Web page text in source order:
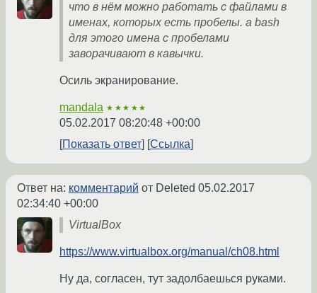
что в нём можно работать с файлами в
именах, которых есть пробелы. а bash
для этого имена с пробелами
заворачивают в кавычки.
Осиль экранирование.
mandala ★★★★★
05.02.2017 08:20:48 +00:00
Показать ответ
Ссылка
Ответ на: комментарий от Deleted 05.02.2017
02:34:40 +00:00
VirtualBox
https://www.virtualbox.org/manual/ch08.html
Ну да, согласен, тут задолбаешься руками.